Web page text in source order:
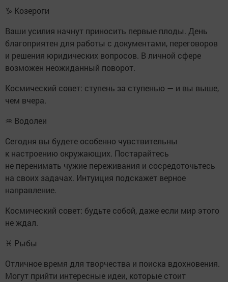
♑ Козероги
Ваши усилия начнут приносить первые плоды. День
благоприятен для работы с документами, переговоров
и решения юридических вопросов. В личной сфере
возможен неожиданный поворот.
Космический совет: ступень за ступенью — и вы выше,
чем вчера.
♒ Водолеи
Сегодня вы будете особенно чувствительны
к настроению окружающих. Постарайтесь
не перенимать чужие переживания и сосредоточьтесь
на своих задачах. Интуиция подскажет верное
направление.
Космический совет: будьте собой, даже если мир этого
не ждал.
♓ Рыбы
Отличное время для творчества и поиска вдохновения.
Могут прийти интересные идеи, которые стоит